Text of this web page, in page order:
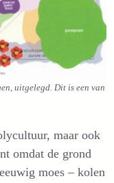
uitgelegd. Dit is een van
maar ook
omdat de grond
moes – kolen